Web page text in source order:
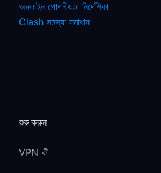
অনলাইন গোপনীয়তা নির্দেশিকা
Clash সমস্যা সমাধান
শুরু করুন
VPN কী